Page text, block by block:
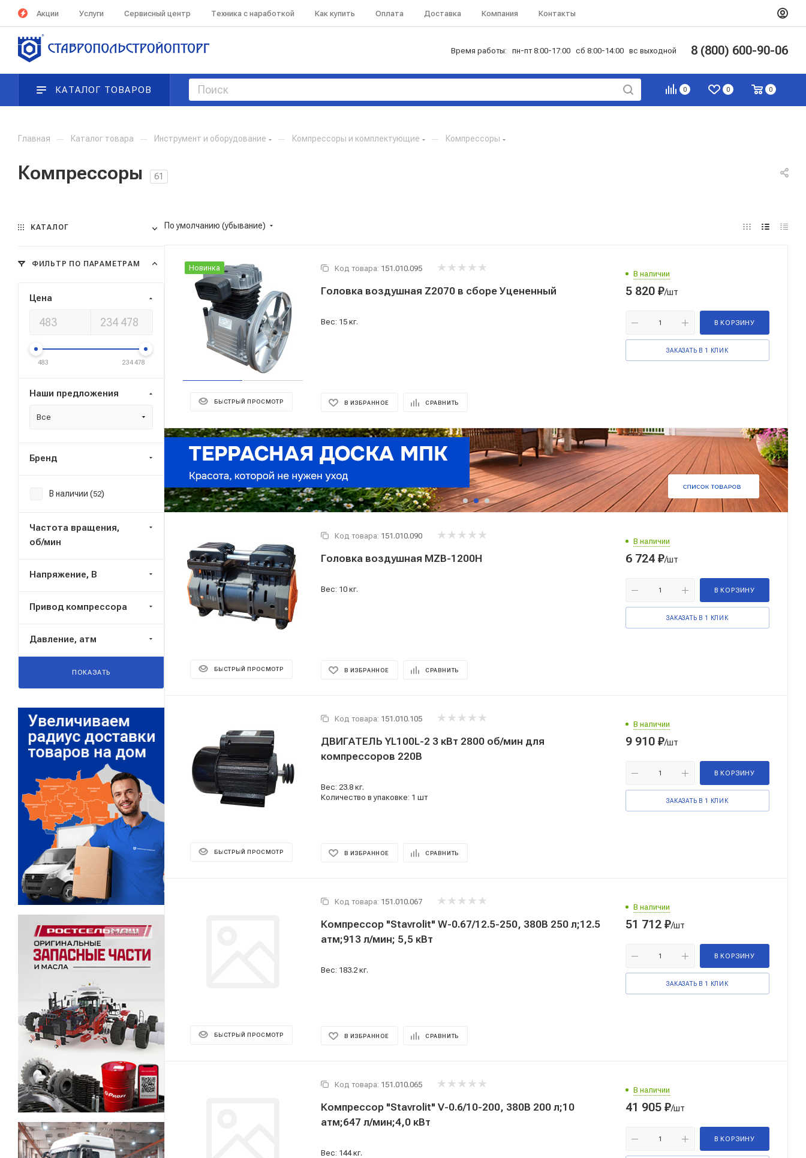
Акции Услуги Сервисный центр Техника с наработкой Как купить Оплата Доставка Компания Контакты
Время работы: пн-пт 8:00-17:00 сб 8:00-14:00 вс выходной 8 (800) 600-90-06
0 0 0
КАТАЛОГ ТОВАРОВ
Главная — Каталог товара — Инструмент и оборудование — Компрессоры и комплектующие — Компрессоры
Компрессоры 61
По умолчанию (убывание)
Новинка
БЫСТРЫЙ ПРОСМОТР
Код товара: 151.010.095
Головка воздушная Z2070 в сборе Уцененный
Вес: 15 кг.
В ИЗБРАННОЕ СРАВНИТЬ
В наличии
5 820 ₽/шт
В КОРЗИНУ
ЗАКАЗАТЬ В 1 КЛИК
БЫСТРЫЙ ПРОСМОТР
Код товара: 151.010.090
Головка воздушная MZB-1200H
Вес: 10 кг.
В ИЗБРАННОЕ СРАВНИТЬ
В наличии
6 724 ₽/шт
В КОРЗИНУ
ЗАКАЗАТЬ В 1 КЛИК
БЫСТРЫЙ ПРОСМОТР
Код товара: 151.010.105
ДВИГАТЕЛЬ YL100L-2 3 кВт 2800 об/мин для
компрессоров 220В
Вес: 23.8 кг.
Количество в упаковке: 1 шт
В ИЗБРАННОЕ СРАВНИТЬ
В наличии
9 910 ₽/шт
В КОРЗИНУ
ЗАКАЗАТЬ В 1 КЛИК
БЫСТРЫЙ ПРОСМОТР
Код товара: 151.010.067
Компрессор "Stavrolit" W-0.67/12.5-250, 380В 250 л;12.5
атм;913 л/мин; 5,5 кВт
Вес: 183.2 кг.
В ИЗБРАННОЕ СРАВНИТЬ
В наличии
51 712 ₽/шт
В КОРЗИНУ
ЗАКАЗАТЬ В 1 КЛИК
Код товара: 151.010.065
Компрессор "Stavrolit" V-0.6/10-200, 380В 200 л;10
атм;647 л/мин;4,0 кВт
Вес: 144 кг.
В наличии
41 905 ₽/шт
В КОРЗИНУ
КАТАЛОГ
ФИЛЬТР ПО ПАРАМЕТРАМ
Цена
483 234 478
Наши предложения
Все
Бренд
В наличии (52)
Частота вращения,
об/мин
Напряжение, В
Привод компрессора
Давление, атм
ПОКАЗАТЬ
Реклама ⋮